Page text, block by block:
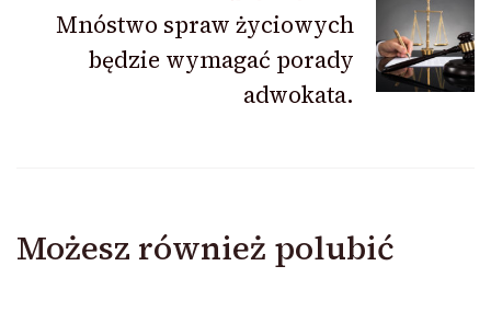
Mnóstwo spraw życiowych
będzie wymagać porady
adwokata.
Możesz również polubić